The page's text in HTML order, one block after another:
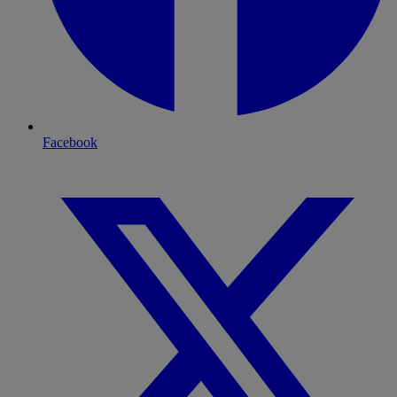
Facebook